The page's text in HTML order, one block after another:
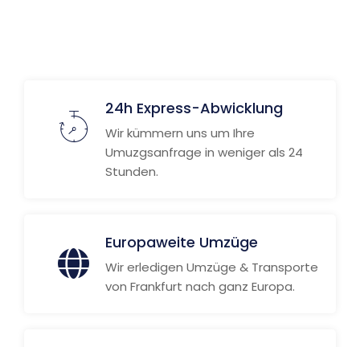
24h Express-Abwicklung
Wir kümmern uns um Ihre
Umuzgsanfrage in weniger als 24
Stunden.
Europaweite Umzüge
Wir erledigen Umzüge & Transporte
von Frankfurt nach ganz Europa.